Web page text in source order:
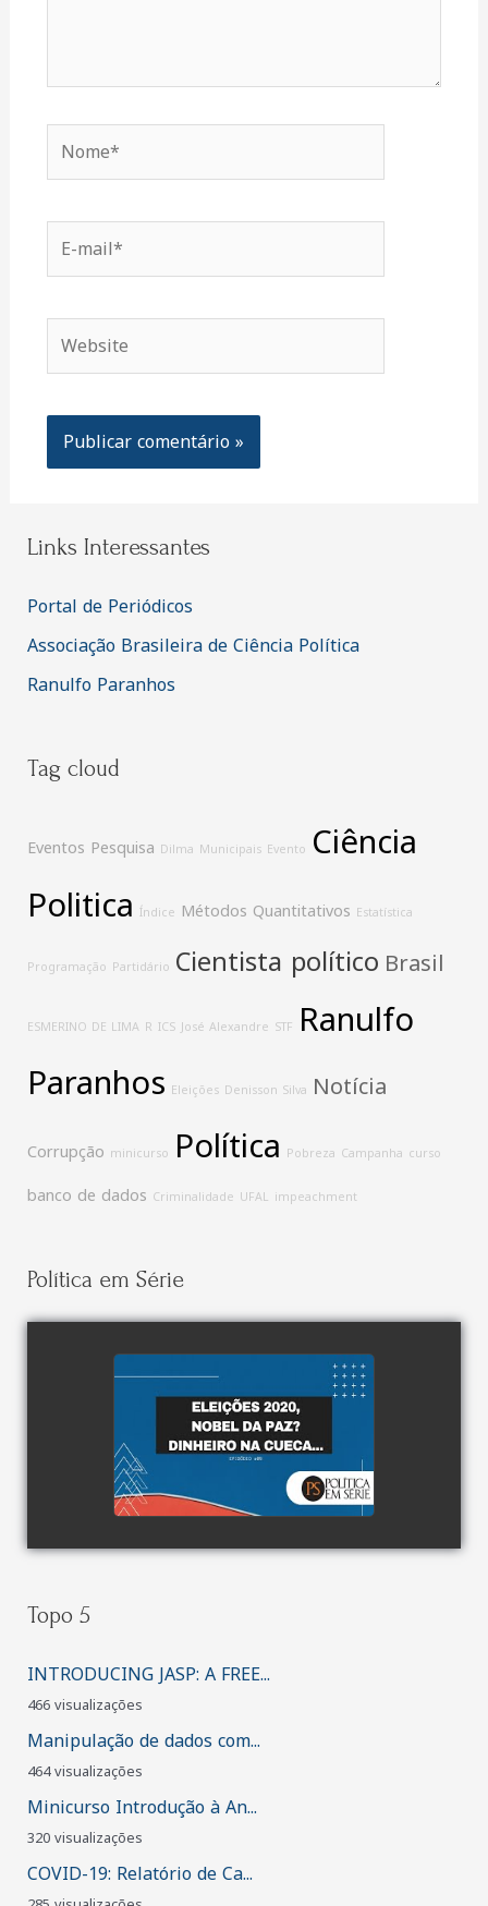
Nome*
E-
mail*
Website
Links Interessantes
Portal de Periódicos
Associação Brasileira de Ciência Política
Ranulfo Paranhos
Tag cloud
Eventos Pesquisa Dilma Municipais Evento Ciência
Politica Índice Métodos Quantitativos Estatística
Programação Partidário Cientista político Brasil
ESMERINO DE LIMA R ICS José Alexandre STF Ranulfo
Paranhos Eleições Denisson Silva Notícia
Corrupção minicurso Política Pobreza Campanha curso
banco de dados Criminalidade UFAL impeachment
Política em Série
watch video
Topo 5
INTRODUCING JASP: A FREE...
466 visualizações
Manipulação de dados com...
464 visualizações
Minicurso Introdução à An...
320 visualizações
COVID-19: Relatório de Ca...